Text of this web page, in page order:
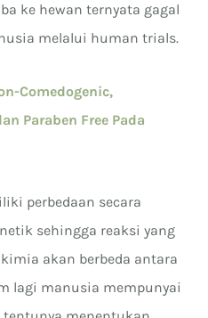
ke hewan ternyata gagal
melalui human trials.
Comedogenic,
Paraben Free Pada
perbedaan secara
sehingga reaksi yang
akan berbeda antara
lagi manusia mempunyai